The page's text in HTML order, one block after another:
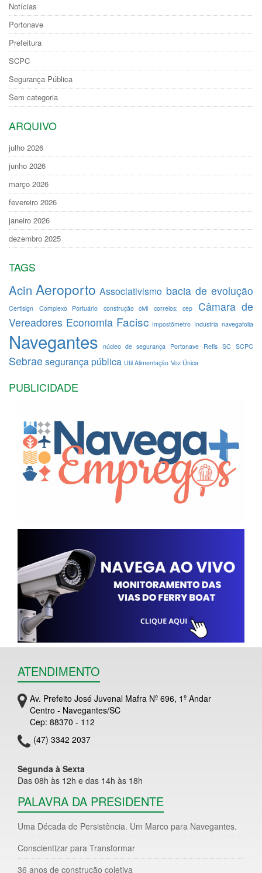
Notícias
Portonave
Prefeitura
SCPC
Segurança Pública
Sem categoria
ARQUIVO
julho 2026
junho 2026
março 2026
fevereiro 2026
janeiro 2026
dezembro 2025
TAGS
Acin Aeroporto Associativismo bacia de evolução
Certisign Complexo Portuário construção civil correios; cep
Câmara de
Vereadores Economia Facisc Impostômetro Indústria navegafolia
Navegantes núcleo de segurança Portonave Refis SC SCPC
Sebrae segurança pública Util Alimentação Voz Única
PUBLICIDADE
ATENDIMENTO
Av. Prefeito José Juvenal Mafra Nº 696, 1º Andar
Centro - Navegantes/SC
Cep: 88370 - 112
(47) 3342 2037
Segunda à Sexta
Das 08h às 12h e das 14h às 18h
PALAVRA DA PRESIDENTE
Uma Década de Persistência. Um Marco para Navegantes.
Conscientizar para Transformar
36 anos de construção coletiva